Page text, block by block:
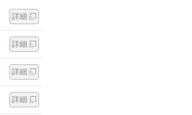
詳細
詳細
詳細
詳細